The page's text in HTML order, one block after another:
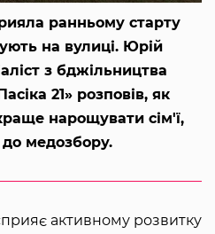
ранньому старту
на вулиці. Юрій
з бджільництва
21» розповів, як
нарощувати сім'ї,
медозбору.
активному розвитку